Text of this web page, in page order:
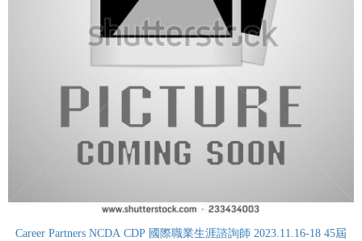
Career Partners NCDA CDP 國際職業生涯諮詢師 2023.11.16-18 45屆